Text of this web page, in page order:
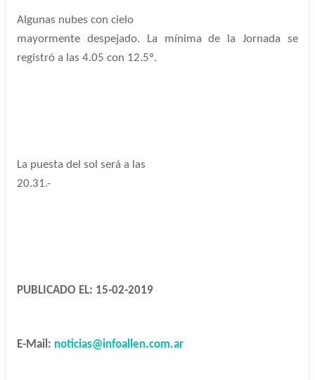
Algunas nubes con cielo
mayormente despejado. La mínima de la Jornada se
registró a las 4.05 con 12.5º.
La puesta del sol será a las
20.31.-
PUBLICADO EL: 15-02-2019
E-Mail: noticias@infoallen.com.ar